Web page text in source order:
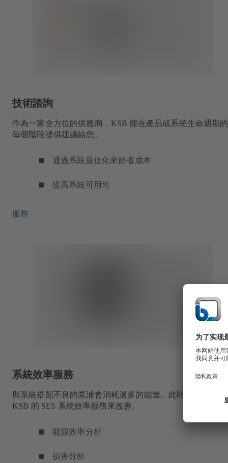
技術諮詢
作為一家全方位的供應商，KSB 能在產品或系統生命週期的
每個階段提供建議給您。
通過系統最佳化來節省成本
提高系統可用性
服務
系統效率服務
與系統搭配不良的泵浦會消耗過多的能量。此時便能使用
KSB 的 SES 系統效率服務來改善。
能源效率分析
損害分析